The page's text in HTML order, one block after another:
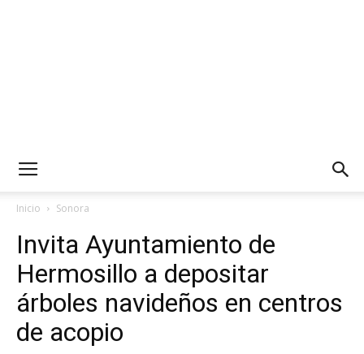
Inicio Sonora
Invita Ayuntamiento de
Hermosillo a depositar
árboles navideños en centros
de acopio